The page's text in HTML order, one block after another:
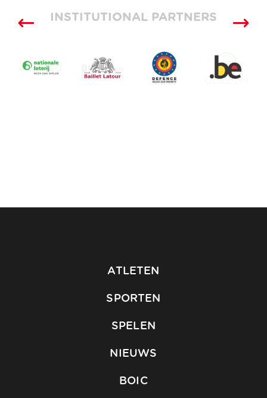
SUPPLIERS
INSTITUTIONAL PARTNERS
ATLETEN
SPORTEN
SPELEN
NIEUWS
BOIC